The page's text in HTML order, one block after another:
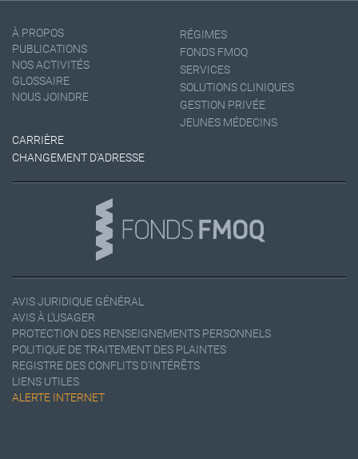
À PROPOS
PUBLICATIONS
NOS ACTIVITÉS
GLOSSAIRE
NOUS JOINDRE
RÉGIMES
FONDS FMOQ
SERVICES
SOLUTIONS CLINIQUES
GESTION PRIVÉE
JEUNES MÉDECINS
CARRIÈRE
CHANGEMENT D'ADRESSE
AVIS JURIDIQUE GÉNÉRAL
AVIS À L'USAGER
PROTECTION DES RENSEIGNEMENTS PERSONNELS
POLITIQUE DE TRAITEMENT DES PLAINTES
REGISTRE DES CONFLITS D'INTÉRÊTS
LIENS UTILES
ALERTE INTERNET